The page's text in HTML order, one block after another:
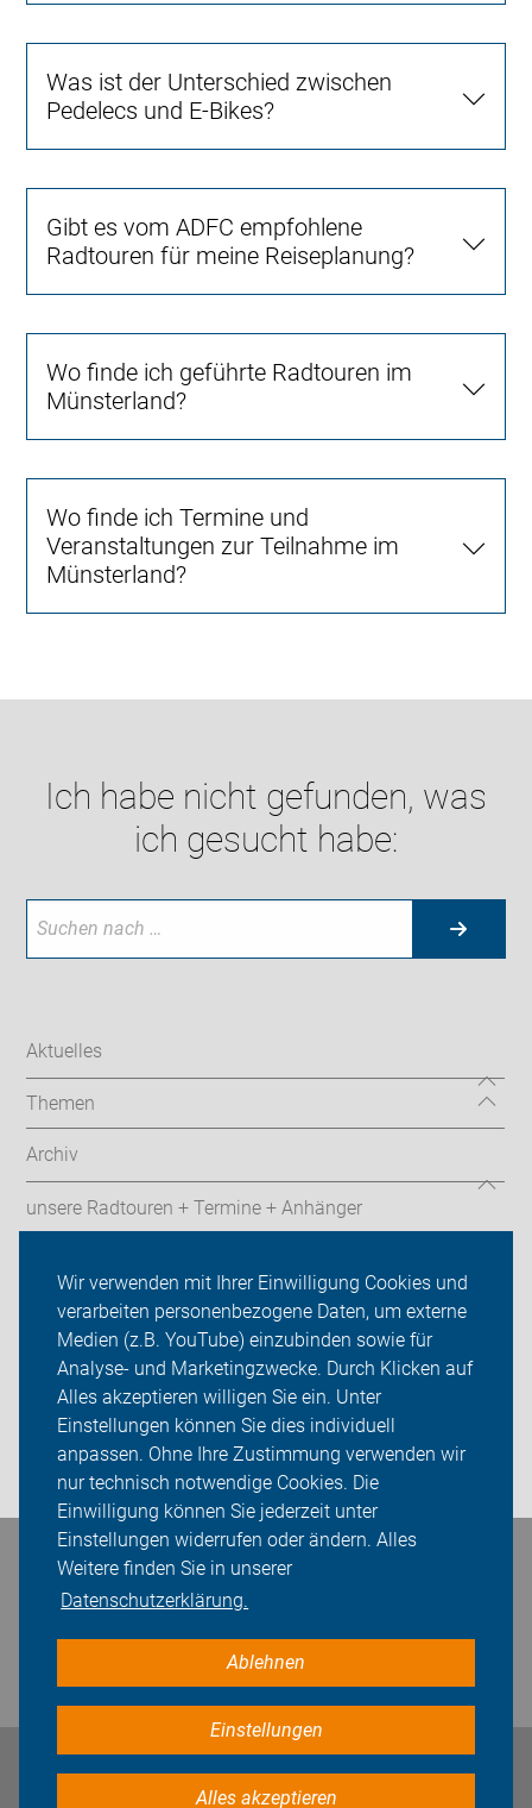
Wir verwenden mit Ihrer Einwilligung Cookies und
verarbeiten personenbezogene Daten, um externe
Medien (z.B. YouTube) einzubinden sowie für
Analyse- und Marketingzwecke. Durch Klicken auf
Alles akzeptieren willigen Sie ein. Unter
Einstellungen können Sie dies individuell
anpassen. Ohne Ihre Zustimmung verwenden wir
nur technisch notwendige Cookies. Die
Einwilligung können Sie jederzeit unter
Einstellungen widerrufen oder ändern. Alles
Weitere finden Sie in unserer
Datenschutzerklärung.
Ablehnen
Einstellungen
Alles akzeptieren
Was ist der Unterschied zwischen
Pedelecs und E-Bikes?
Gibt es vom ADFC empfohlene
Radtouren für meine Reiseplanung?
Wo finde ich geführte Radtouren im
Münsterland?
Wo finde ich Termine und
Veranstaltungen zur Teilnahme im
Münsterland?
Ich habe nicht gefunden, was
ich gesucht habe:
Aktuelles
Themen
Archiv
unsere Radtouren + Termine + Anhänger
ADFC Havixbeck
Sei dabei
Presse
Login
Bleiben Sie in Kontakt